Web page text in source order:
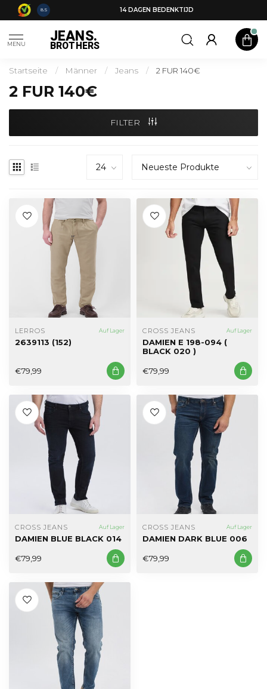
8.5 14 DAGEN BEDENKTIJD
MENU JEANS.
BROTHERS
Startseite / Männer / Jeans / 2 FUR 140€
2 FUR 140€
FILTER
LERROS Auf Lager
2639113 (152)
€79,99
CROSS JEANS Auf Lager
DAMIEN E 198-094 (
BLACK 020 )
€79,99
CROSS JEANS Auf Lager
DAMIEN BLUE BLACK 014
€79,99
CROSS JEANS Auf Lager
DAMIEN DARK BLUE 006
€79,99